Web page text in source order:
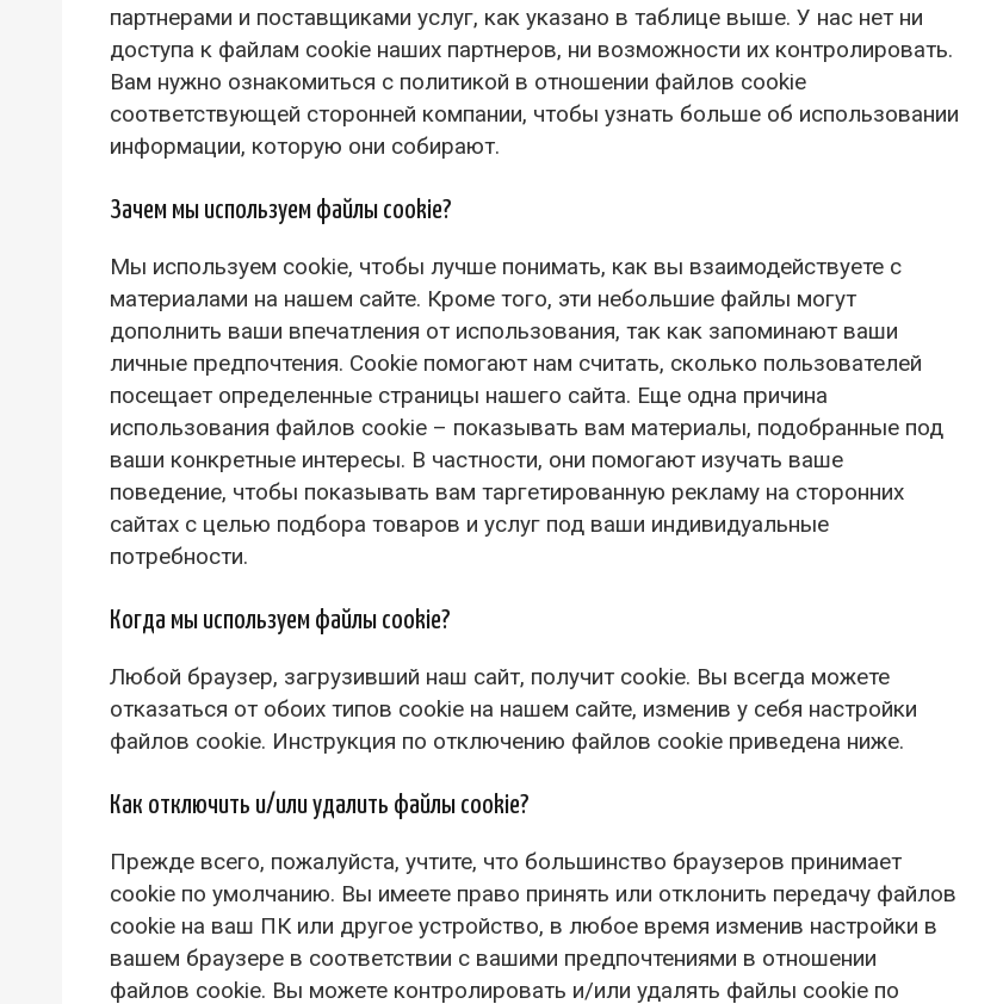
партнерами и поставщиками услуг, как указано в таблице выше. У нас нет ни
доступа к файлам cookie наших партнеров, ни возможности их контролировать.
Вам нужно ознакомиться с политикой в отношении файлов cookie
соответствующей сторонней компании, чтобы узнать больше об использовании
информации, которую они собирают.
Зачем мы используем файлы cookie?
Мы используем cookie, чтобы лучше понимать, как вы взаимодействуете с
материалами на нашем сайте. Кроме того, эти небольшие файлы могут
дополнить ваши впечатления от использования, так как запоминают ваши
личные предпочтения. Cookie помогают нам считать, сколько пользователей
посещает определенные страницы нашего сайта. Еще одна причина
использования файлов cookie – показывать вам материалы, подобранные под
ваши конкретные интересы. В частности, они помогают изучать ваше
поведение, чтобы показывать вам таргетированную рекламу на сторонних
сайтах с целью подбора товаров и услуг под ваши индивидуальные
потребности.
Когда мы используем файлы cookie?
Любой браузер, загрузивший наш сайт, получит cookie. Вы всегда можете
отказаться от обоих типов cookie на нашем сайте, изменив у себя настройки
файлов cookie. Инструкция по отключению файлов cookie приведена ниже.
Как отключить и/или удалить файлы cookie?
Прежде всего, пожалуйста, учтите, что большинство браузеров принимает
cookie по умолчанию. Вы имеете право принять или отклонить передачу файлов
cookie на ваш ПК или другое устройство, в любое время изменив настройки в
вашем браузере в соответствии с вашими предпочтениями в отношении
файлов cookie. Вы можете контролировать и/или удалять файлы cookie по